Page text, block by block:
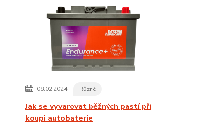
08.02.2024 Různé
Jak se vyvarovat běžných pastí při
koupi autobaterie